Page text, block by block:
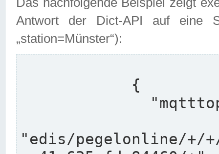
Antwort der Dict-API auf eine
„station=Münster“):
"edis/pegelonline/+/